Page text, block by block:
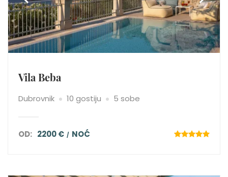
Vila Beba
Dubrovnik 10 gostiju 5 sobe
OD: 2200 € NOĆ